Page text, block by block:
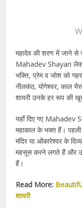
महादेव की शरण में जाने
Mahadev Shayari
भक्ति, प्रेम व जोश को
नीलकंठ, योगेश्वर, काल
शायरी उनके हर रूप की
यहाँ दिए गए
महाकाल के भक्त हैं। पहली